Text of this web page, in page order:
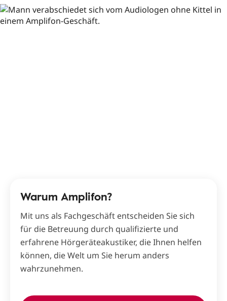
Warum Amplifon?
Mit uns als Fachgeschäft entscheiden Sie sich
für die Betreuung durch qualifizierte und
erfahrene Hörgeräteakustiker, die Ihnen helfen
können, die Welt um Sie herum anders
wahrzunehmen.